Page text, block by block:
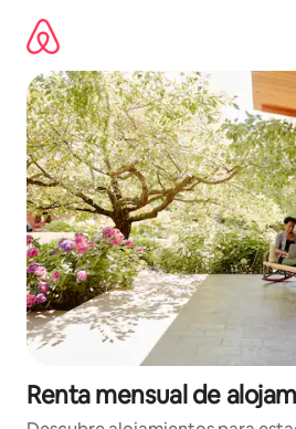
contenido
Renta mensual de